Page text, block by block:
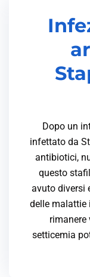
Dopo un
infettato da
antibiotici,
questo
avuto diversi
delle malattie
rimanere
setticemia